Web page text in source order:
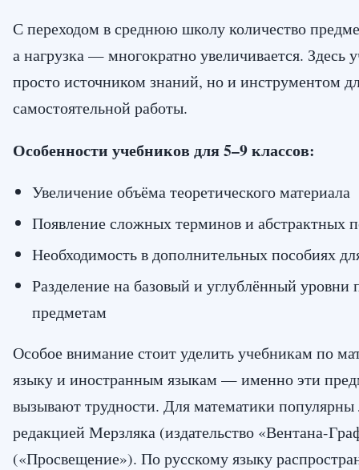
С переходом в среднюю школу количество
а нагрузка — многократно увеличивается. Здесь
просто источником знаний, но и инструментом
самостоятельной работы.
Особенности учебников для 5–9 классов:
Увеличение объёма теоретического материала
Появление сложных терминов и абстрактных
Необходимость в дополнительных пособиях
Разделение на базовый и углублённый уровни
предметам
Особое внимание стоит уделить учебникам по
языку и иностранным языкам — именно эти
вызывают трудности. Для математики
редакцией Мерзляка (издательство «Вентана-
(«Просвещение»). По русскому языку